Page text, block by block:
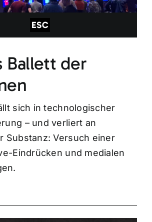
ESC
Ballett der
sich in technologischer
– und verliert an
Substanz: Versuch einer
Eindrücken und medialen